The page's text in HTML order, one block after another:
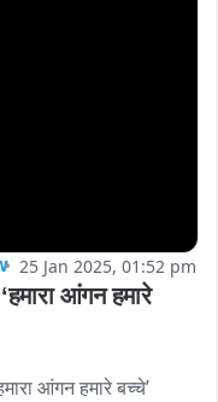
25 Jan 2025, 01:52 pm
आंगन हमारे
आंगन हमारे बच्चे’